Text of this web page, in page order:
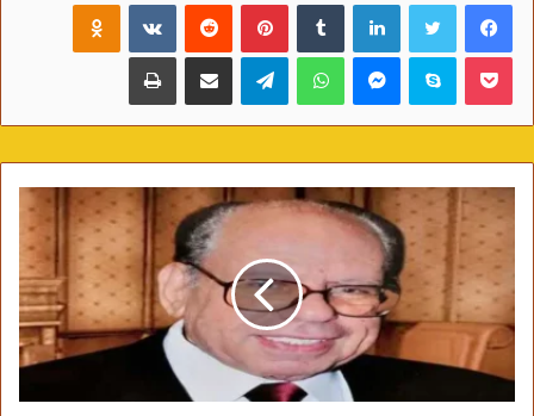
للارتقاء بأوضاع حقوق الإنسان على المستوى الوطني،
انطلاقاً من رؤية واضحة، وتحقيقًا لتطلعات الشعب
المصري.
لقد عبرت الاستراتيجية الوطنية لحقوق الإنسان، التي
حقوق الإنسان والحريات الأساسية، في إطار استكمال
جهود مصر لإرساء الجمهورية الجديدة التي تعلي من
قيم المواطنة والمساواة والديمقراطية وسيادة
القانون، حيث عكست جهود الحكومة – بالتعاون بين
الجهات الوطنية بما في ذلك البرلمان والمجالس
القومية المعنية والمجتمع المدني ووسائل الإعلام –
نهجاً تشاركياً لوضع هذه الاستراتيجية موضع التنفيذ
بوكيت سكايب واتساب تيلقرام